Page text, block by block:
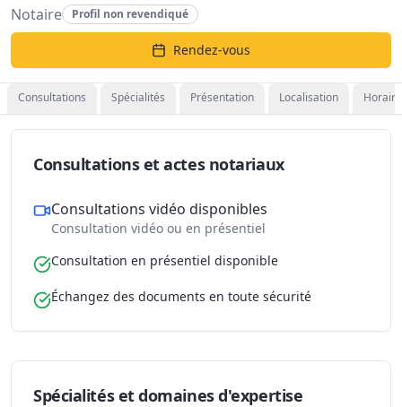
Notaire Profil non revendiqué
Rendez-vous
Consultations Spécialités Présentation Localisation
Consultations et actes notariaux
Consultations vidéo disponibles
Consultation vidéo ou en présentiel
Consultation en présentiel disponible
Échangez des documents en toute sécurité
Spécialités et domaines d'expertise